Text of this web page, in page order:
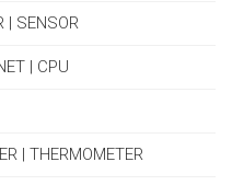
| SENSOR
| CPU
| THERMOMETER